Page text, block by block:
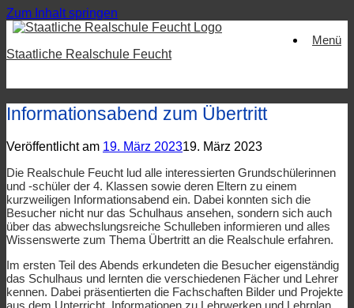
Zum Inhalt springen
Staatliche Realschule Feucht
Menü
Informationsabend zum Übertritt
Veröffentlicht am 19. März 202319. März 2023
Die Realschule Feucht lud alle interessierten Grundschülerinnen
und -schüler der 4. Klassen sowie deren Eltern zu einem
kurzweiligen Informationsabend ein. Dabei konnten sich die
Besucher nicht nur das Schulhaus ansehen, sondern sich auch
über das abwechslungsreiche Schulleben informieren und alles
Wissenswerte zum Thema Übertritt an die Realschule erfahren.
Im ersten Teil des Abends erkundeten die Besucher eigenständig
das Schulhaus und lernten die verschiedenen Fächer und Lehrer
kennen. Dabei präsentierten die Fachschaften Bilder und Projekte